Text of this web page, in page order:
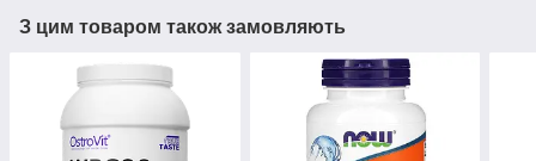
З цим товаром також замовляють